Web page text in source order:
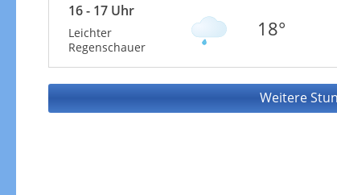
16 - 17 Uhr
Leichter
Regenschauer
18°
Weitere